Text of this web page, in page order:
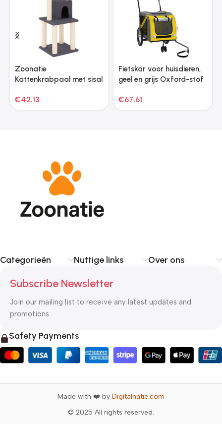
Zoonatie
Kattenkrabpaal met sisal
donkergrijs
€42.13
Fietskar voor huisdieren,
geel en grijs Oxford-stof
€67.61
Categorieën Nuttige links Over ons
Subscribe Newsletter
Join our mailing list to receive any latest updates and
promotions.
Safety Payments
Made with ❤️ by Digitalnatie.com
© 2025 All rights reserved.